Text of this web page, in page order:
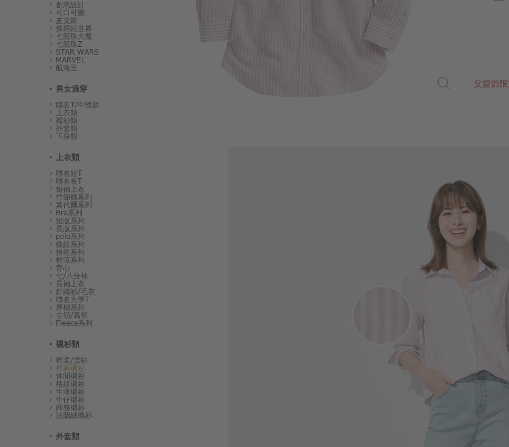
創意設計
可口可樂
皮克斯
侏羅紀世界
七龍珠大魔
七龍珠Z
STAR WARS
MARVEL
航海王
男女適穿
聯名T/中性款
上衣類
襯衫類
外套類
下身類
上衣類
聯名短T
聯名長T
短袖上衣
竹節棉系列
莫代爾系列
Bra系列
短版系列
長版系列
polo系列
條紋系列
快乾系列
輕涼系列
背心
七/八分袖
長袖上衣
針織衫/毛衣
聯名大學T
厚棉系列
立領/高領
Fleece系列
襯衫類
輕柔/雪紡
棉麻襯衫
休閒襯衫
格紋襯衫
牛津襯衫
牛仔襯衫
商務襯衫
法蘭絨襯衫
外套類
父親節
$450 $ 690